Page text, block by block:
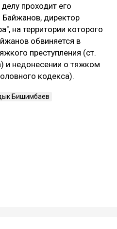
проходит его
директор
на территории которого
обвиняется в
преступления (ст.
и недонесении о тяжком
кодекса).
Бишимбаев